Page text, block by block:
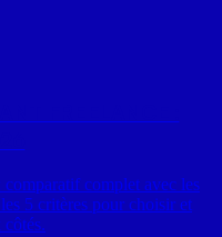
complet avec les
5 critères pour choisir et
côtés.